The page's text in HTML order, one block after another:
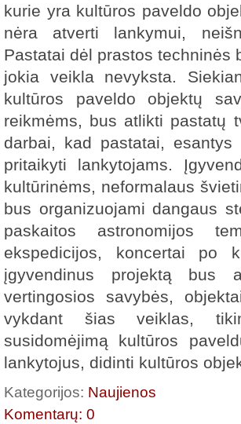
kurie yra kultūros paveldo
nėra atverti lankymui,
Pastatai dėl prastos techninės
jokia veikla nevyksta.
kultūros paveldo objektų
reikmėms, bus atlikti pastatų
darbai, kad pastatai,
pritaikyti lankytojams.
kultūrinėms, neformalaus
bus organizuojami dangaus
paskaitos astronomijos
ekspedicijos, koncertai po
įgyvendinus projektą bus
vertingosios savybės,
vykdant šias veiklas,
susidomėjimą kultūros
lankytojus, didinti kultūros
Kategorijos: Naujienos
Komentarų: 0